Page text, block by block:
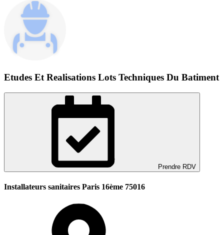
Etudes Et Realisations Lots Techniques Du Batiment
Prendre RDV
Installateurs sanitaires Paris 16ème 75016